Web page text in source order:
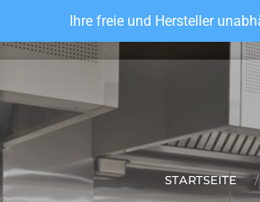
Ihre freie und Hersteller
STARTSEITE